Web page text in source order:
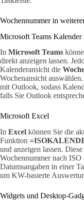
Wochennummer in
Microsoft Teams Kalender
In Microsoft Teams
direkt anzeigen lassen.
Kalenderansicht die
Wochenansicht
mit Outlook, sodass
falls Sie Outlook
Microsoft Excel
In Excel können Sie die
Funktion
und anzeigen lassen.
Wochennummer nach
Datumsangaben in einer
um KW-basierte
Widgets und Desktop-